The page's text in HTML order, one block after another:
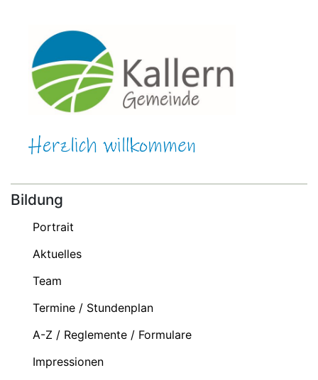
Bildung
Portrait
Aktuelles
Team
Termine / Stundenplan
A-Z / Reglemente / Formulare
Impressionen